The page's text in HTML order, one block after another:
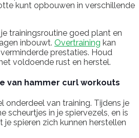
kunt opbouwen in verschillende
trainingsroutine goed plant en
inbouwt. Overtraining kan
prestaties. Houd
voldoende rust en herstel.
van hammer curl workouts
onderdeel van training. Tijdens je
scheurtjes in je spiervezels, en is
je spieren zich kunnen herstellen